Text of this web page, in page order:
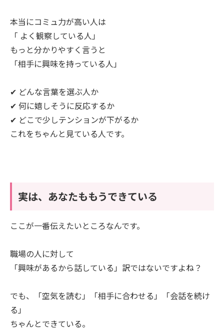
本当にコミュ力が高い人は
「 よく観察している人」
もっと分かりやすく言うと
「相手に興味を持っている人」
✔ どんな言葉を選ぶ人か
✔ 何に嬉しそうに反応するか
✔ どこで少しテンションが下がるか
これをちゃんと見ている人です。
実は、あなたももうできている
ここが一番伝えたいところなんです。
職場の人に対して
「興味があるから話している」訳ではないですよね？
でも、「空気を読む」「相手に合わせる」「会話を続け
る」
ちゃんとできている。